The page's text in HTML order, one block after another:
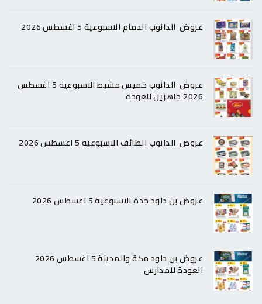
عروض الدانوب الدمام الاسبوعية 5 اغسطس 2026
عروض الدانوب خميس مشيط الاسبوعية 5 اغسطس
2026 جاهزين للعودة
عروض الدانوب الطائف الاسبوعية 5 اغسطس 2026
عروض بن داود جدة الاسبوعية 5 اغسطس 2026
عروض بن داود مكة والمدينة 5 اغسطس 2026
العودة للمدارس